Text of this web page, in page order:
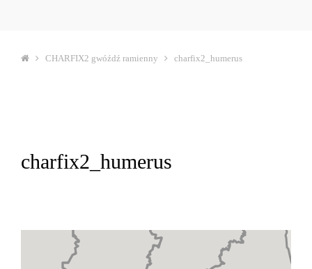
CHARFIX2 gwóźdź ramienny charfix2_humerus
charfix2_humerus